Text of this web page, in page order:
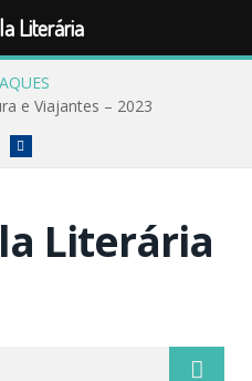
e Viajantes – 2023
Twitter
Literária